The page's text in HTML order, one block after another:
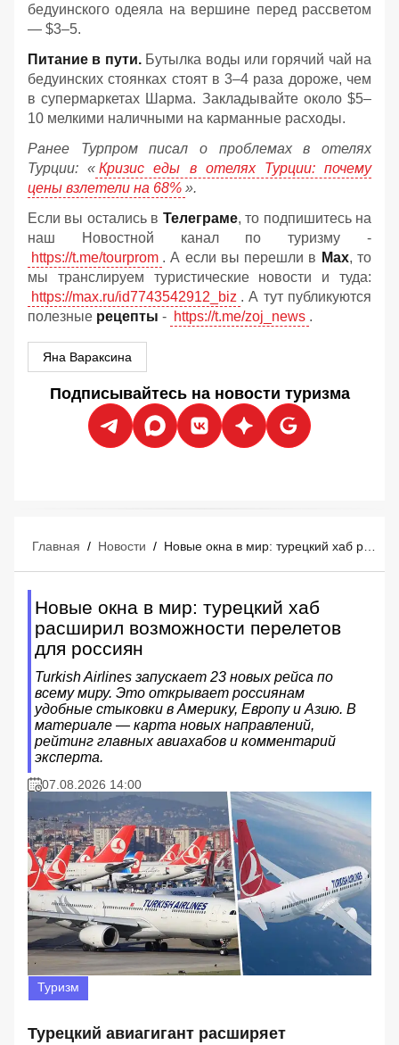
бедуинского одеяла на вершине перед рассветом
— $3–5.
Питание в пути.Бутылка воды или горячий чай на
бедуинских стоянках стоят в 3–4 раза дороже, чем
в супермаркетах Шарма. Закладывайте около $5–
10 мелкими наличными на карманные расходы.
Ранее Турпром писал о проблемах в отелях
Турции: « Кризис еды в отелях Турции: почему
цены взлетели на 68% ».
Если вы остались в Телеграме, то подпишитесь на
наш Новостной канал по туризму -
https://t.me/tourprom . А если вы перешли в Мах, то
мы транслируем туристические новости и туда:
https://max.ru/id7743542912_biz . А тут публикуются
полезные рецепты - https://t.me/zoj_news .
Яна Вараксина
Подписывайтесь на новости туризма
Главная / Новости /
Новые окна в мир: турецкий хаб
расширил возможности перелетов
для россиян
Turkish Airlines запускает 23 новых рейса по
всему миру. Это открывает россиянам
удобные стыковки в Америку, Европу и Азию. В
материале — карта новых направлений,
рейтинг главных авиахабов и комментарий
эксперта.
07.08.2026 14:00
Туризм
Турецкий авиагигант расширяет